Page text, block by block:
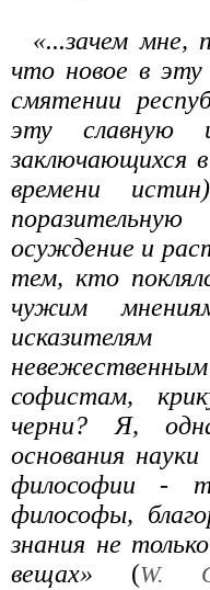
«...зачем мне,
что новое в
смятении
эту славную
заключающихся
времени
осуждение и
тем, кто
чужим
софистам,
черни? Я,
основания
философии -
философы,
знания не
вещах» (W.